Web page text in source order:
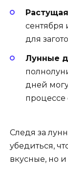
сентября
для
Лунные
дней
Следя за
убедиться,
вкусные, но